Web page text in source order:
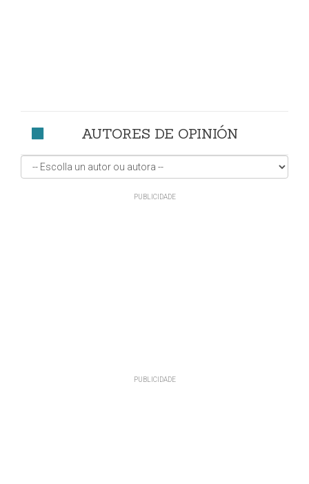
AUTORES DE OPINIÓN